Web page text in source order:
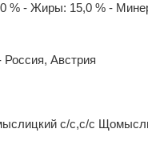
- Жиры: 15,0 % -
Австрия
с/с,с/с